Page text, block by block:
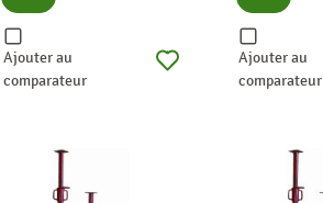
Ajouter au
comparateur
Ajouter au
comparateur